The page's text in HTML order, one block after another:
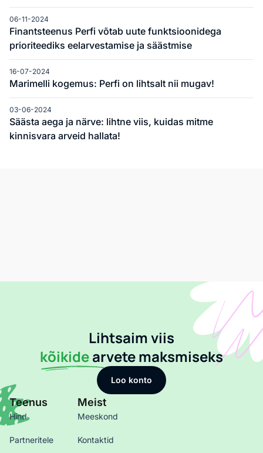
06-11-2024
Finantsteenus Perfi võtab uute funktsioonidega
prioriteediks eelarvestamise ja säästmise
16-07-2024
Marimelli kogemus: Perfi on lihtsalt nii mugav!
03-06-2024
Säästa aega ja närve: lihtne viis, kuidas mitme
kinnisvara arveid hallata!
Lihtsaim viis
kõikidearvete maksmiseks
Loo konto
Teenus
Hind
Partneritele
Meist
Meeskond
Kontaktid